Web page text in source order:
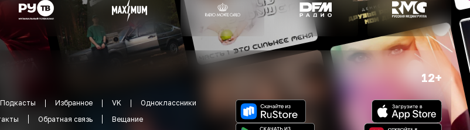
12+
Подкасты Избранное VK
Одноклассники
Обратная связь Вещание